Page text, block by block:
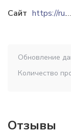
Сайт
https://ru.vamp.ua
Обновление
Количество
Отзывы